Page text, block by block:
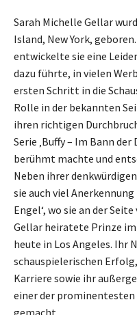
Sarah Michelle Gellar
Island, New York,
entwickelte sie eine
dazu führte, in vielen
ersten Schritt in die
Rolle in der bekannten
ihren richtigen
Serie ‚Buffy – Im Bann
berühmt machte und
Neben ihrer
sie auch viel
Engel‘, wo sie an der
Gellar heiratete Prinze im
heute in Los Angeles. Ihr
schauspielerischen
Karriere sowie ihr
einer der